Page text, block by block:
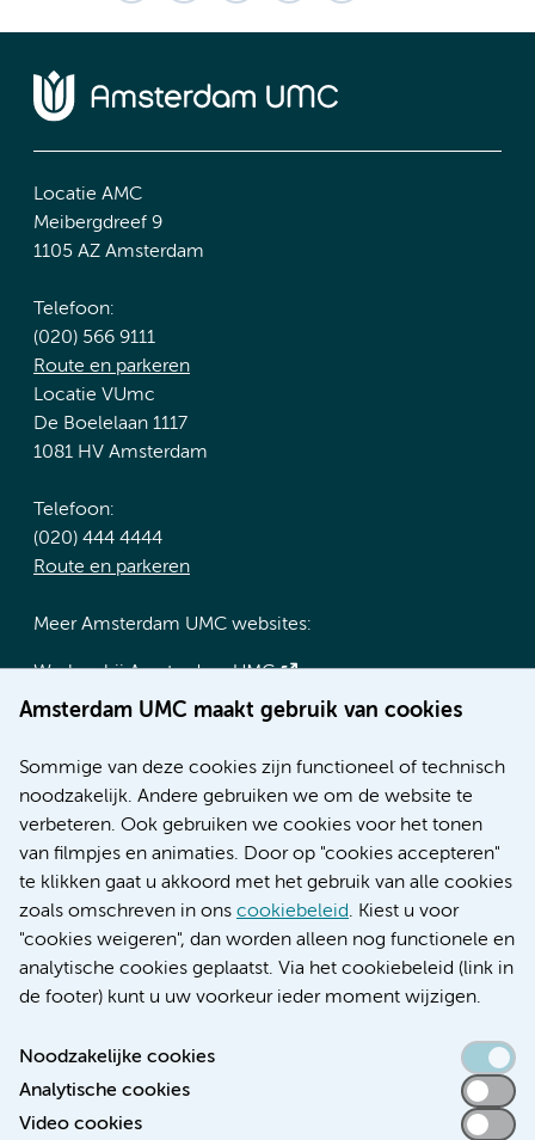
Amsterdam UMC maakt gebruik van cookies
Sommige van deze cookies zijn functioneel of technisch
noodzakelijk. Andere gebruiken we om de website te
verbeteren. Ook gebruiken we cookies voor het tonen
van filmpjes en animaties. Door op "cookies accepteren"
te klikken gaat u akkoord met het gebruik van alle cookies
zoals omschreven in ons cookiebeleid. Kiest u voor
"cookies weigeren", dan worden alleen nog functionele en
analytische cookies geplaatst. Via het cookiebeleid (link in
de footer) kunt u uw voorkeur ieder moment wijzigen.
Noodzakelijke cookies
Analytische cookies
Video cookies
Locatie AMC
Meibergdreef 9
1105 AZ Amsterdam
Telefoon:
(020) 566 9111
Route en parkeren
Locatie VUmc
De Boelelaan 1117
1081 HV Amsterdam
Telefoon:
(020) 444 4444
Route en parkeren
Meer Amsterdam UMC websites:
Werken bij Amsterdam UMC
Over Amsterdam UMC
Research
Educatie locatie AMC
Educatie locatie VUmc
Verwijzen & diagnostiek
Toegankelijkheidsverklaring
Responsible disclosure